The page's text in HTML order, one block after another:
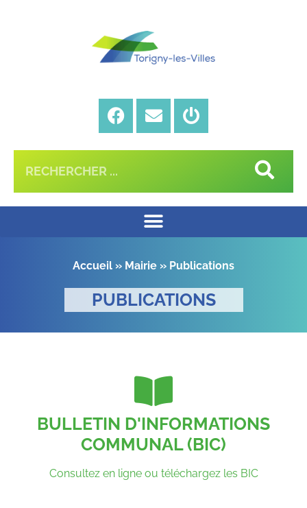
Accueil » Mairie » Publications
PUBLICATIONS
BULLETIN D'INFORMATIONS
COMMUNAL (BIC)
Consultez en ligne ou téléchargez les BIC